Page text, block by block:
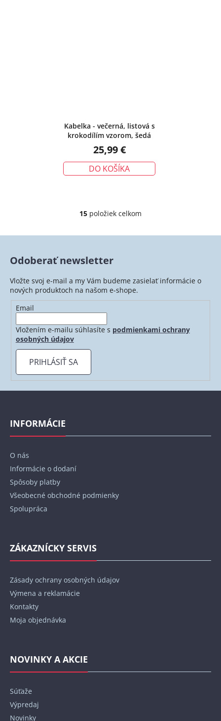
Kabelka - večerná, listová s
krokodílím vzorom, šedá
25,99 €
DO KOŠÍKA
O
l
d
c
i
e
r
v
ý
p
15 položiek celkom
Odoberať newsletter
Vložte svoj e-mail a my Vám budeme zasielať informácie o
nových produktoch na našom e-shope.
Email
Vložením e-mailu súhlasíte s podmienkami ochrany
osobných údajov
PRIHLÁSIŤ SA
Z
INFORMÁCIE
O nás
Informácie o dodaní
Spôsoby platby
Všeobecné obchodné podmienky
Spolupráca
ZÁKAZNÍCKY SERVIS
Zásady ochrany osobných údajov
Výmena a reklamácie
Kontakty
Moja objednávka
NOVINKY A AKCIE
Súťaže
Výpredaj
Novinky